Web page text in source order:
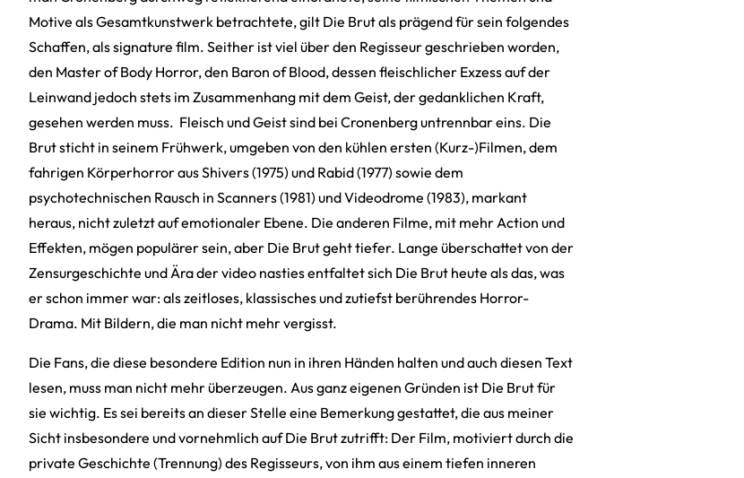
Motive als Gesamtkunstwerk betrachtete, gilt Die Brut als prägend für sein folgendes
Schaffen, als signature film. Seither ist viel über den Regisseur geschrieben worden,
den Master of Body Horror, den Baron of Blood, dessen fleischlicher Exzess auf der
Leinwand jedoch stets im Zusammenhang mit dem Geist, der gedanklichen Kraft,
gesehen werden muss. Fleisch und Geist sind bei Cronenberg untrennbar eins. Die
Brut sticht in seinem Frühwerk, umgeben von den kühlen ersten (Kurz-)Filmen, dem
fahrigen Körperhorror aus Shivers (1975) und Rabid (1977) sowie dem
psychotechnischen Rausch in Scanners (1981) und Videodrome (1983), markant
heraus, nicht zuletzt auf emotionaler Ebene. Die anderen Filme, mit mehr Action und
Effekten, mögen populärer sein, aber Die Brut geht tiefer. Lange überschattet von der
Zensurgeschichte und Ära der video nasties entfaltet sich Die Brut heute als das, was
er schon immer war: als zeitloses, klassisches und zutiefst berührendes Horror-
Drama. Mit Bildern, die man nicht mehr vergisst.
Die Fans, die diese besondere Edition nun in ihren Händen halten und auch diesen Text
lesen, muss man nicht mehr überzeugen. Aus ganz eigenen Gründen ist Die Brut für
sie wichtig. Es sei bereits an dieser Stelle eine Bemerkung gestattet, die aus meiner
Sicht insbesondere und vornehmlich auf Die Brut zutrifft: Der Film, motiviert durch die
private Geschichte (Trennung) des Regisseurs, von ihm aus einem tiefen inneren